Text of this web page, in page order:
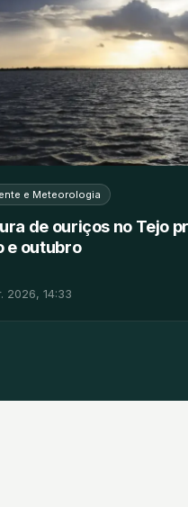
e Meteorologia
de ouriços no Tejo
e outubro
2026, 14:33